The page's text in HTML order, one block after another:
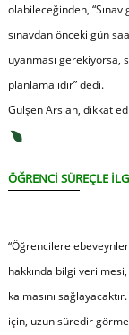
olabileceğinden, “
sınavdan önceki gün
uyanması gerekiyorsa,
planlamalıdır” dedi.
Gülşen Arslan, dikkat
ÖĞRENCİ SÜREÇLE
“Öğrencilere
hakkında bilgi
kalmasını
için, uzun süredir